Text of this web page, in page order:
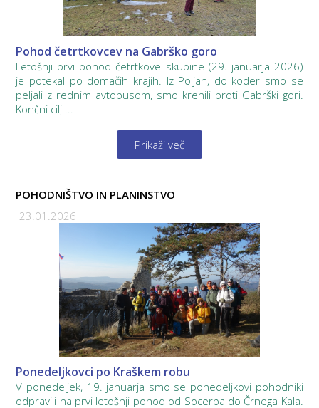
Pohod četrtkovcev na Gabrško goro
Letošnji prvi pohod četrtkove skupine (29. januarja 2026)
je potekal po domačih krajih. Iz Poljan, do koder smo se
peljali z rednim avtobusom, smo krenili proti Gabrški gori.
Končni cilj ...
Prikaži več
POHODNIŠTVO IN PLANINSTVO
23.01.2026
Ponedeljkovci po Kraškem robu
V ponedeljek, 19. januarja smo se ponedeljkovi pohodniki
odpravili na prvi letošnji pohod od Socerba do Črnega Kala.